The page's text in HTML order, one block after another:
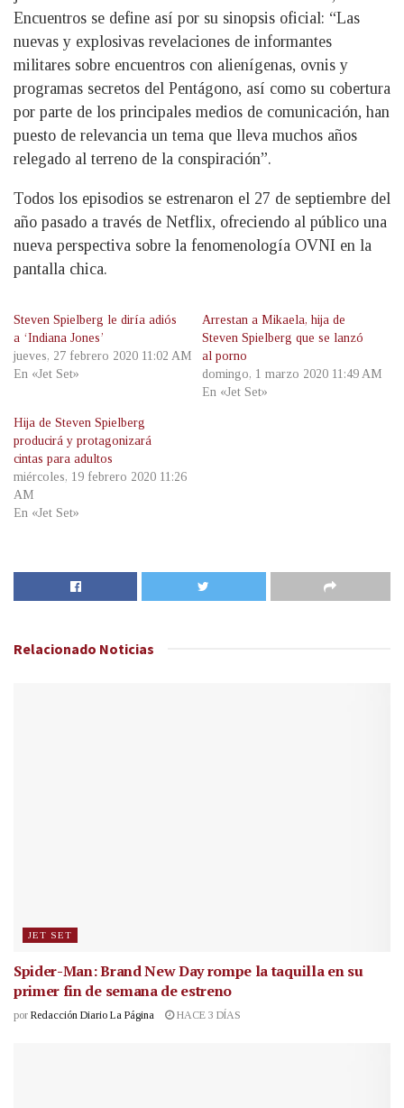
Encuentros se define así por su sinopsis oficial: “Las
nuevas y explosivas revelaciones de informantes
militares sobre encuentros con alienígenas, ovnis y
programas secretos del Pentágono, así como su cobertura
por parte de los principales medios de comunicación, han
puesto de relevancia un tema que lleva muchos años
relegado al terreno de la conspiración”.
Todos los episodios se estrenaron el 27 de septiembre del
año pasado a través de Netflix, ofreciendo al público una
nueva perspectiva sobre la fenomenología OVNI en la
pantalla chica.
Steven Spielberg le diría adiós
a ‘Indiana Jones’
jueves, 27 febrero 2020 11:02 AM
En «Jet Set»
Arrestan a Mikaela, hija de
Steven Spielberg que se lanzó
al porno
domingo, 1 marzo 2020 11:49 AM
En «Jet Set»
Hija de Steven Spielberg
producirá y protagonizará
cintas para adultos
miércoles, 19 febrero 2020 11:26
AM
En «Jet Set»
Relacionado Noticias
JET SET
Spider-Man: Brand New Day rompe la taquilla en su
primer fin de semana de estreno
por Redacción Diario La Página HACE 3 DÍAS